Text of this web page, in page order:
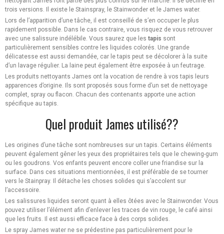
trois versions. Il existe le Stainspray, le Stainwonder et le James water.
Lors de l’apparition d’une tâche, il est conseillé de s’en occuper le plus
rapidement possible. Dans le cas contraire, vous risquez de vous retrouver
avec une salissure indélébile. Vous saurez que les tapis sont
particulièrement sensibles contre les liquides colorés. Une grande
délicatesse est aussi demandée, car le tapis peut se décolorer à la suite
d’un lavage régulier. La laine peut également être exposée à un feutrage.
Les produits nettoyants James ont la vocation de rendre à vos tapis leurs
apparences d’origine. Ils sont proposés sous forme d’un set de nettoyage
complet, spray ou flacon. Chacun des contenants apporte une action
spécifique au tapis.
Quel produit James utilisé??
Les origines d’une tâche sont nombreuses sur un tapis. Certains éléments
peuvent également gêner les yeux des propriétaires tels que le chewing-gum
ou les goudrons. Vos enfants peuvent encore coller une friandise sur la
surface. Dans ces situations mentionnées, il est préférable de se tourner
vers le Stainpray. Il détache les choses solides qui s’accolent sur
l’accessoire.
Les salissures liquides seront quant à elles ôtées avec le Stainwonder. Vous
pouvez utiliser l’élément afin d’enlever les traces de vin rouge, le café ainsi
que les fruits. Il est aussi efficace face à des corps solides.
Le spray James water ne se prédestine pas particulièrement pour le